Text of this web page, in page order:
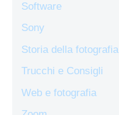
Software
Sony
Storia della fotografia
Trucchi e Consigli
Web e fotografia